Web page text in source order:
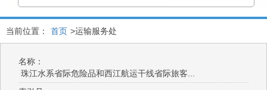
当前位置： 首页 >运输服务处
名称：
珠江水系省际危险品和西江航运干线省际旅客...